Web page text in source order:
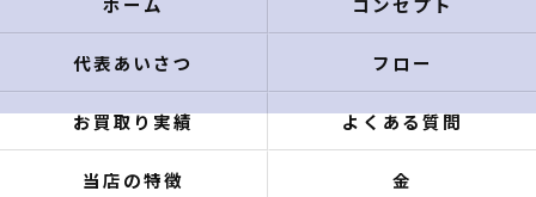
代表あいさつ フロー
お買取り実績 よくある質問
当店の特徴 金